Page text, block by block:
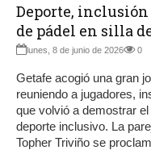
Deporte,
de pádel en silla
lunes, 8 de junio de 2026 0
Getafe acogió una gran
reuniendo a jugadores,
que volvió a demostrar
deporte inclusivo. La
Topher Triviño se